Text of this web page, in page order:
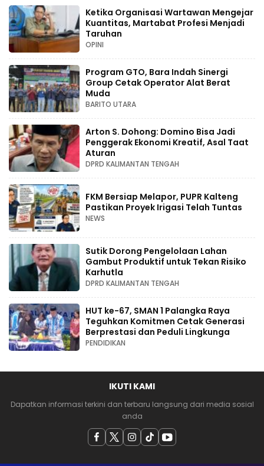
Ketika Organisasi Wartawan Mengejar
Kuantitas, Martabat Profesi Menjadi
Taruhan
OPINI
Program GTO, Bara Indah Sinergi
Group Cetak Operator Alat Berat
Muda
BARITO UTARA
Arton S. Dohong: Domino Bisa Jadi
Penggerak Ekonomi Kreatif, Asal Taat
Aturan
DPRD KALIMANTAN TENGAH
FKM Bersiap Melapor, PUPR Kalteng
Pastikan Proyek Irigasi Telah Tuntas
NEWS
Sutik Dorong Pengelolaan Lahan
Gambut Produktif untuk Tekan Risiko
Karhutla
DPRD KALIMANTAN TENGAH
HUT ke-67, SMAN 1 Palangka Raya
Teguhkan Komitmen Cetak Generasi
Berprestasi dan Peduli Lingkunga
PENDIDIKAN
IKUTI KAMI
Dapatkan informasi terkini dan terbaru langsung dari media sosial
anda